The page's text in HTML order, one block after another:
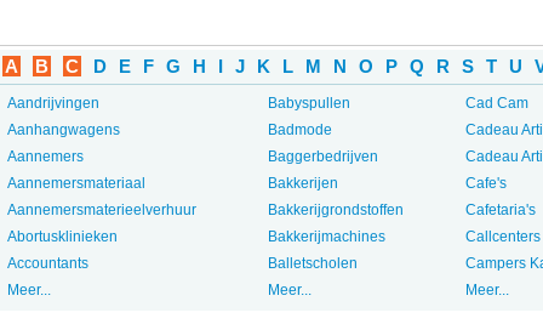
A B C D E F G H I J K L M N O P Q R S T U
Aandrijvingen
Aanhangwagens
Aannemers
Aannemersmateriaal
Aannemersmaterieelverhuur
Abortusklinieken
Accountants
Meer...
Babyspullen
Badmode
Baggerbedrijven
Bakkerijen
Bakkerijgrondstoffen
Bakkerijmachines
Balletscholen
Meer...
Cad Cam
Cadeau
Cadeau
Cafe's
Cafetaria's
Callcenters
Campers
Meer...